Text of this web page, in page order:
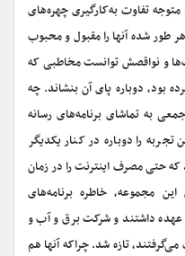
تفاوت به‌کارگیری چهره‌های
طور شده‌ آنها را مقبول و محبوب
و نواقصش توانست مخاطبی که
بود، دوباره پای آن بنشاند. چه
به تماشای برنامه‌های رسانه
را دوباره در کنار یکدیگر
که حتی مصرف اینترنت را در زمان
مجموعه، خاطره برنامه‌های
عهده داشتند و شرکت برق و آب و
تازه شد. چراکه آنها هم